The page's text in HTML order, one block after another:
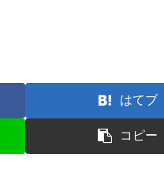
はてブ
コピー